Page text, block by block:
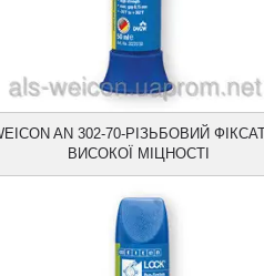
AN 302-70-РІЗЬБОВИЙ
ВИСОКОЇ МІЦНОСТІ